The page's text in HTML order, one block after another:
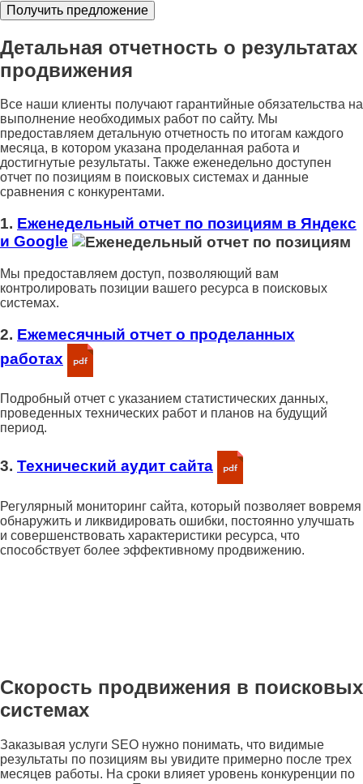
Детальная отчетность о результатах
продвижения
Все наши клиенты получают гарантийные обязательства на
выполнение необходимых работ по сайту. Мы
предоставляем детальную отчетность по итогам каждого
месяца, в котором указана проделанная работа и
достигнутые результаты. Также еженедельно доступен
отчет по позициям в поисковых системах и данные
сравнения с конкурентами.
1. Еженедельный отчет по позициям в Яндекс
и Google
Мы предоставляем доступ, позволяющий вам
контролировать позиции вашего ресурса в поисковых
системах.
2. Ежемесячный отчет о проделанных
работах
Подробный отчет с указанием статистических данных,
проведенных технических работ и планов на будущий
период.
3. Технический аудит сайта
Регулярный мониторинг сайта, который позволяет вовремя
обнаружить и ликвидировать ошибки, постоянно улучшать
и совершенствовать характеристики ресурса, что
способствует более эффективному продвижению.
Скорость продвижения в поисковых
системах
Заказывая услуги SEO нужно понимать, что видимые
результаты по позициям вы увидите примерно после трех
месяцев работы. На сроки влияет уровень конкуренции по